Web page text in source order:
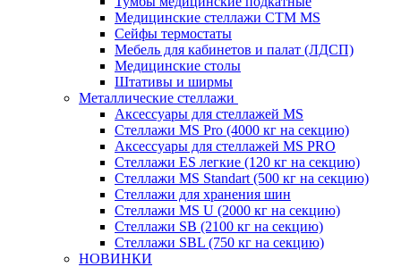
Медицинские стеллажи CTM MS
Сейфы термостаты
Мебель для кабинетов и палат (ЛДСП)
Медицинские столы
Штативы и ширмы
Металлические стеллажи
Аксессуары для стеллажей MS
Стеллажи MS Pro (4000 кг на секцию)
Аксессуары для стеллажей MS PRO
Стеллажи ES легкие (120 кг на секцию)
Стеллажи MS Standart (500 кг на секцию)
Стеллажи для хранения шин
Стеллажи MS U (2000 кг на секцию)
Стеллажи SB (2100 кг на секцию)
Стеллажи SBL (750 кг на секцию)
НОВИНКИ